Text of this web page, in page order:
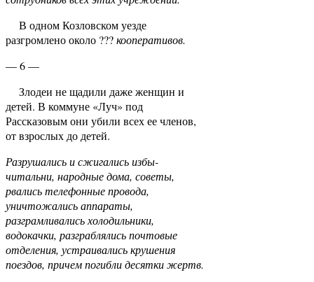
В одном Козловском уезде
разгромлено около ???кооперативов.
— 6 —
Злодеи не щадили даже женщин и
детей. В коммуне «Луч» под
Рассказовым они убили всех ее членов,
от взрослых до детей.
Разрушались и сжигались избы-
читальни, народные дома, советы,
рвались телефонные провода,
уничтожались аппараты,
разграмливались холодильники,
водокачки, разграблялись почтовые
отделения, устраивались крушения
поездов, причем погибли десятки жертв.